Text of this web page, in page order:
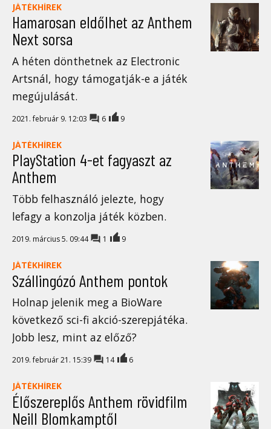
JÁTÉKHÍREK
Hamarosan eldőlhet az Anthem
Next sorsa
A héten dönthetnek az Electronic
Artsnál, hogy támogatják-e a játék
megújulását.
2021. február 9. 12:03 6 9
JÁTÉKHÍREK
PlayStation 4-et fagyaszt az
Anthem
Több felhasználó jelezte, hogy
lefagy a konzolja játék közben.
2019. március 5. 09:44 1 9
JÁTÉKHÍREK
Szállingózó Anthem pontok
Holnap jelenik meg a BioWare
következő sci-fi akció-szerepjátéka.
Jobb lesz, mint az előző?
2019. február 21. 15:39 14 6
JÁTÉKHÍREK
Élőszereplős Anthem rövidfilm
Neill Blomkamptől